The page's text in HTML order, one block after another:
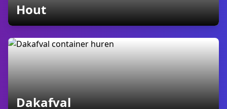
Houtcontainers
Dakafvalcontainers